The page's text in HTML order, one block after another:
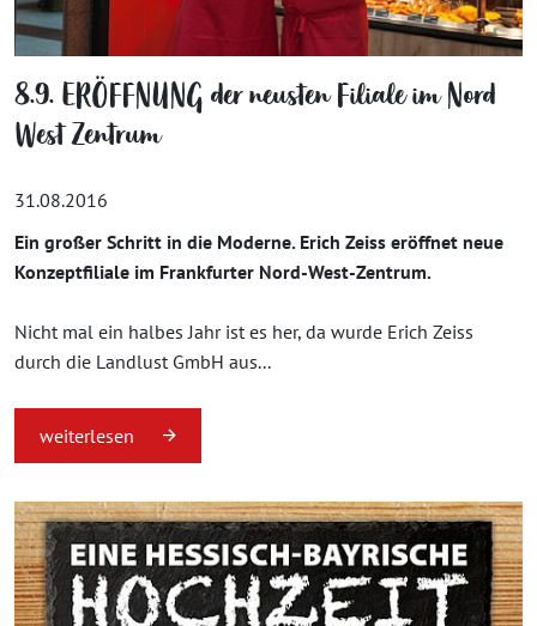
8.9. ERÖFFNUNG der neusten Filiale im Nord
West Zentrum
31.08.2016
Ein großer Schritt in die Moderne. Erich Zeiss eröffnet neue
Konzeptfiliale im Frankfurter Nord-West-Zentrum.
Nicht mal ein halbes Jahr ist es her, da wurde Erich Zeiss
durch die Landlust GmbH aus...
weiterlesen